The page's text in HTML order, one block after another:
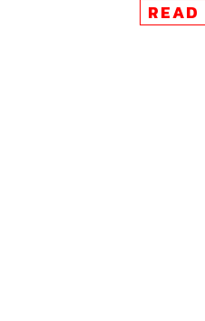
จุรินทร์กล่าวตอนหนึ่งในการ
READ